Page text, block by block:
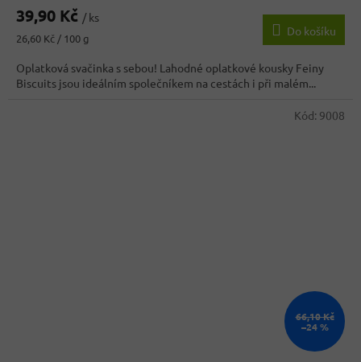
produktu
5,0
z
5
hvězdiček.
39,90 Kč / ks
Měrná
26,60 Kč / 100 g
Do košíku
Oplatková svačinka s sebou! Lahodné oplatkové kousky Feiny
Biscuits jsou ideálním společníkem na cestách i při malém...
66,10 Kč
–24 %
Kód: 9008